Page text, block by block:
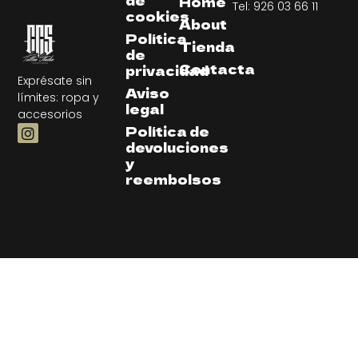
Exprésate sin
límites: ropa y
accesorios
About
Tienda
Contacta
Tel: 926 03 66 11
cookies
Política
de
privacidad
Aviso
legal
Política de
devoluciones
y
reembolsos